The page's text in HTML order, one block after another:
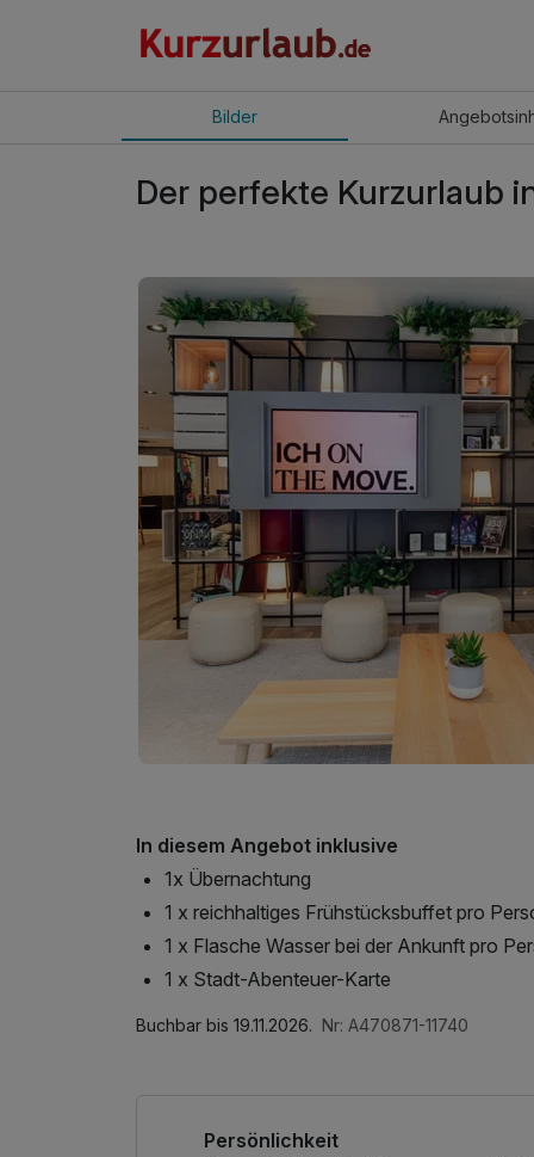
Bilder Angebot
Der perfekte Kurzurlaub
In diesem Angebot inklusive
1x Übernachtung
1 x reichhaltiges Frühstücksbuffet pro
1 x Flasche Wasser bei der Ankunft pro
1 x Stadt-Abenteuer-Karte
Buchbar bis 19.11.2026. Nr: A470871-11740
Persönlichkeit